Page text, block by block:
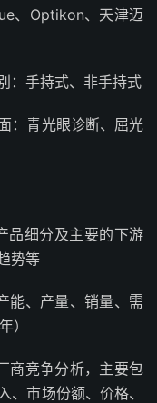
、Optikon、天津迈
：手持式、非手持式
：青光眼诊断、屈光
品细分及主要的下游
势等
能、产量、销量、需
）
商竞争分析，主要包
、市场份额、价格、